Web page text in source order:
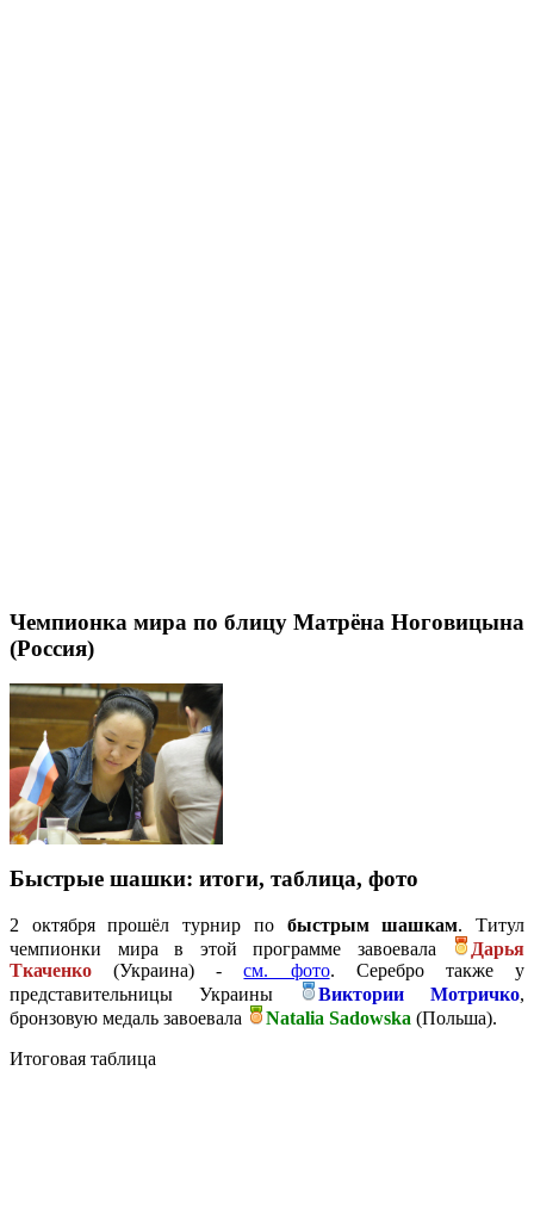
Чемпионка мира по блицу Матрёна Ноговицына
(Россия)
Быстрые шашки: итоги, таблица, фото
2 октября прошёл турнир по быстрым шашкам. Титул
чемпионки мира в этой программе завоевала
Дарья
Ткаченко (Украина) -см. фото. Серебро также у
представительницы Украины
Виктории Мотричко,
бронзовую медаль завоевала
Natalia Sadowska (Польша).
Итоговая таблица